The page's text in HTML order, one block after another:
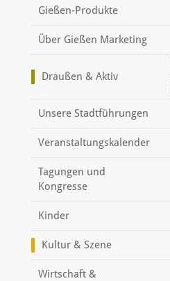
Gießen-Produkte
Über Gießen Marketing
Draußen & Aktiv
Unsere Stadtführungen
Veranstaltungskalender
Tagungen und
Kongresse
Kinder
Kultur & Szene
Wirtschaft &